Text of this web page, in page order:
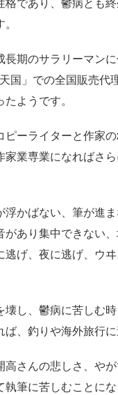
長期のサラリーマン
国」での全国販売代
ようです。
ピーライターと作家
家業専業になればさ
浮かばない、筆が進
があり集中できない
逃げ、夜に逃げ、ウ
壊し、鬱病に苦しむ
、釣りや海外旅行に
高さんの悲しさ、や
筆に苦しむことにな